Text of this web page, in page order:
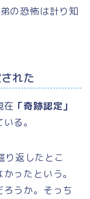
の恐怖は計り知
れた
在 「奇跡認定」
る。
返したとこ
ったという。
うか。そっち